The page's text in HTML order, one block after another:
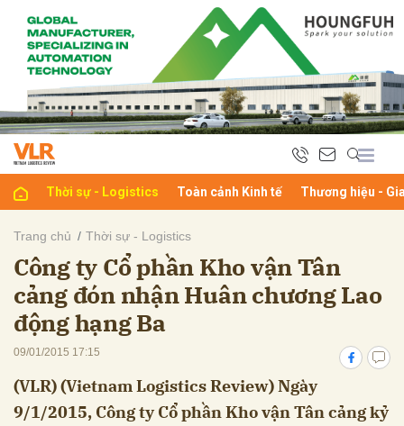
Thời sự - Logistics Toàn cảnh Kinh tế Thương hiệu -
Trang chủ Thời sự - Logistics
Công ty Cổ phần Kho vận Tân
cảng đón nhận Huân chương Lao
động hạng Ba
09/01/2015 17:15
(VLR) (Vietnam Logistics Review) Ngày
9/1/2015, Công ty Cổ phần Kho vận Tân cảng kỷ
luận
Hủy